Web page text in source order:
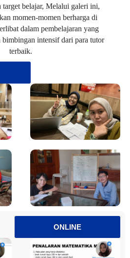
target belajar, Melalui galeri ini,
momen-momen berharga di
dalam pembelajaran yang
bimbingan intensif dari para tutor
terbaik.
ONLINE